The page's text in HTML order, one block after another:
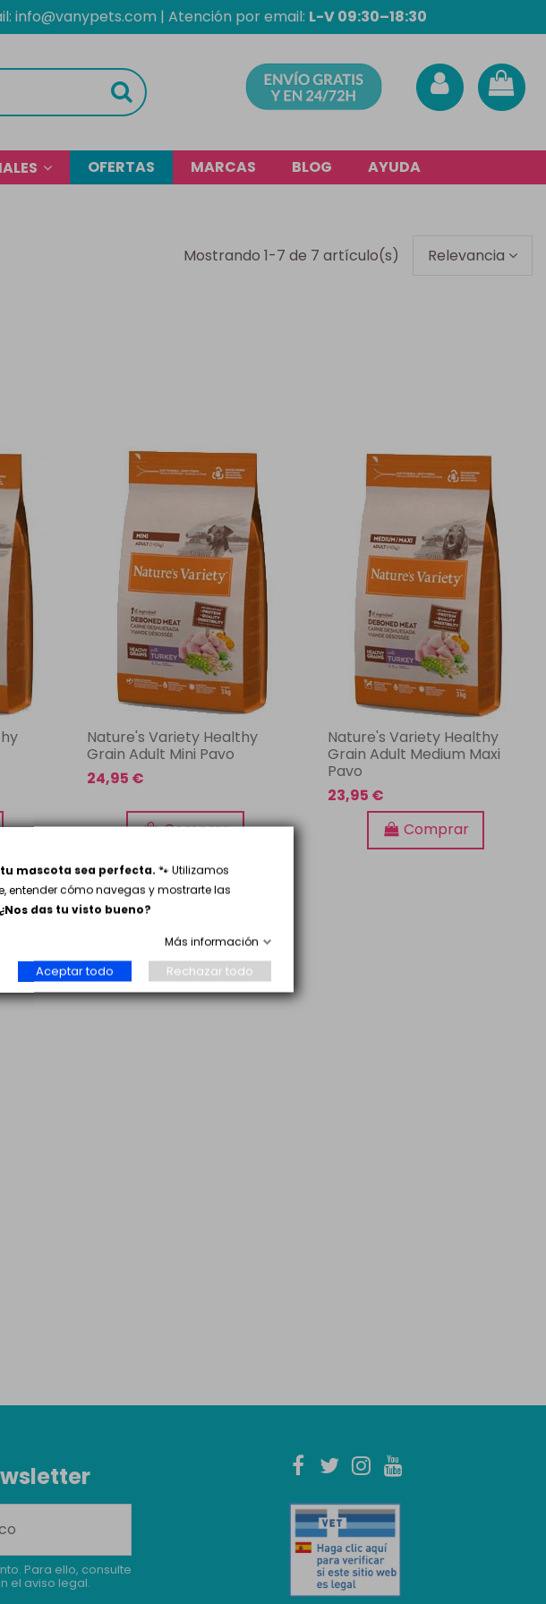
info@vanypets.com | Atención por email: L-V 09:30–18:30
OFERTAS MARCAS BLOG AYUDA
Mostrando 1-7 de 7 artículo(s) Relevancia
Nature's Variety Healthy
Grain Adult Mini Pavo
24,95 €
Comprar
Nature's Variety Healthy
Grain Adult Medium Maxi
Pavo
23,95 €
Comprar
Para ello, consulte
el aviso legal.
tu mascota sea perfecta. 🐾 Utilizamos
entender cómo navegas y mostrarte las
¿Nos das tu visto bueno?
Más información
Aceptar todo Rechazar todo